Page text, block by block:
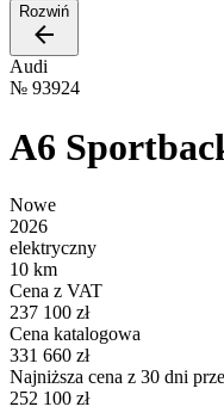
Rozwiń
Audi
№ 93924
A6
Nowe
2026
elektryczny
10 km
Cena z VAT
237 100 zł
Cena katalogowa
331 660 zł
Najniższa cena z 30 dni
252 100 zł